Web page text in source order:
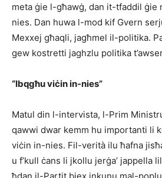
meta ġie l-għawġ, dan it-tfaddil ġie
nies. Dan huwa l-mod kif Gvern
Mexxej għaqli, jagħmel il-politika.
gew kostretti jaghzlu politika
“Ibqgħu viċin in-nies”
Matul din l-intervista, l-Prim
qawwi dwar kemm hu importanti li
viċin in-nies. Fil-verità ilu ħafna
u f’kull ċans li jkollu jerġa’ jappella